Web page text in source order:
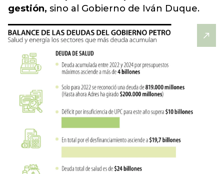
gestión, sino al Gobierno de Iván Duque.